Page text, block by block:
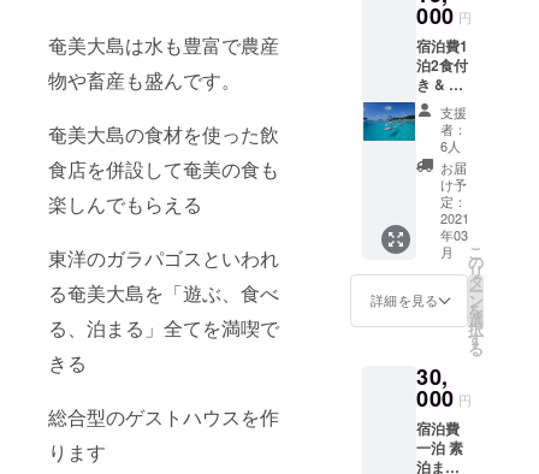
奄美大島は水も豊富で農産
物や畜産も盛んです。
奄美大島の食材を使った飲
食店を併設して奄美の食も
楽しんでもらえる
東洋のガラパゴスといわれ
る奄美大島を「遊ぶ、食べ
る、泊まる」全てを満喫で
きる
総合型のゲストハウスを作
ります
日ツ
アー
8000円
こちら
のメ
ニュー
の金額
を毎回
20％オ
フ 何回
でも
使って
頂けま
000 円
宿泊費1
泊2食付
き & マ
リンア
クティ
ビティ
無人島
ツアー
（ SUP
もしく
はカ
ヤッ
ク）と
シュ
ノーケ
ル 一度
てもら
えま
す。
支援
者：
6人
お届
け予
定：
2021
年03
月
詳細を見る
こ
の
リ
タ
ー
ン
を
選
択
す
る
30,
000 円
宿泊費
一泊 素
泊まり